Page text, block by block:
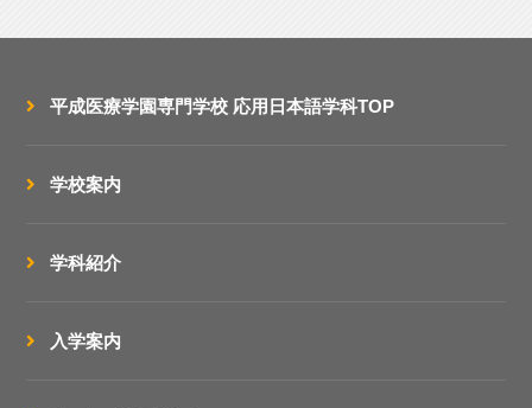
平成医療学園専門学校 応用日本語学科TOP
学校案内
学科紹介
入学案内